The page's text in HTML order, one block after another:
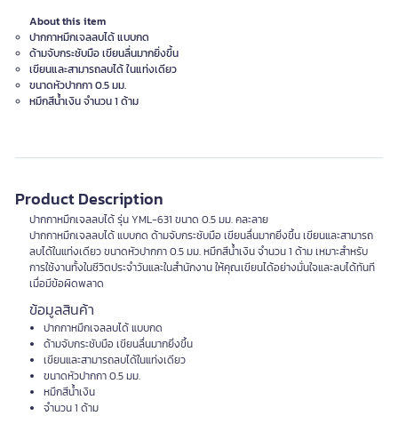
About this item
ปากกาหมึกเจลลบได้ แบบกด
ด้ามจับกระชับมือ เขียนลื่นมากยิ่งขึ้น
เขียนและสามารถลบได้ ในแท่งเดียว
ขนาดหัวปากกา 0.5 มม.
หมึกสีน้ำเงิน จำนวน 1 ด้าม
Product Description
ปากกาหมึกเจลลบได้ รุ่น YML-631 ขนาด 0.5 มม. คละลาย
ปากกาหมึกเจลลบได้ แบบกด ด้ามจับกระชับมือ เขียนลื่นมากยิ่งขึ้น เขียนและสามารถ
ลบได้ในแท่งเดียว ขนาดหัวปากกา 0.5 มม. หมึกสีน้ำเงิน จำนวน 1 ด้าม เหมาะสำหรับ
การใช้งานทั้งในชีวิตประจำวันและในสำนักงาน ให้คุณเขียนได้อย่างมั่นใจและลบได้ทันที
เมื่อมีข้อผิดพลาด
ข้อมูลสินค้า
ปากกาหมึกเจลลบได้ แบบกด
ด้ามจับกระชับมือ เขียนลื่นมากยิ่งขึ้น
เขียนและสามารถลบได้ในแท่งเดียว
ขนาดหัวปากกา 0.5 มม.
หมึกสีน้ำเงิน
จำนวน 1 ด้าม